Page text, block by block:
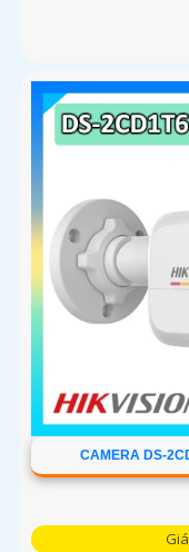
CAMERA DS-